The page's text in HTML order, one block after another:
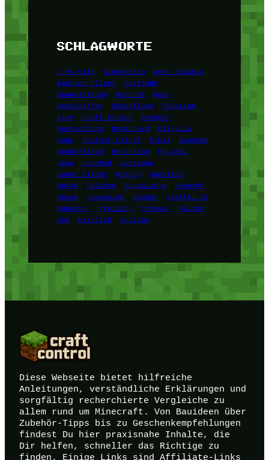
SCHLAGWORTE
7 vs Wild Alphastein
Anna Gazanis
Badlion Client
bastiGHG
Bauanleitung
Bedrock
benx
CastCrafter
Chaosflo44
Cheating
Clym
Craft Attack
Creeper
Deutschland
Dhalucard
Eligella
Fabo
Feather Client Fibii
GommeHD
HandOfBlood
Herobrine
hypixel
Java
LabyMod
LetsHugo
Lunar Client
Mojang
männlich
Notch
Paluten Papaplatte
PaperMC
Reeze
rewinside Shader
Staffel 13
Subathon
Trolling Trymacs
Twitch
USA
weiblich YouTube
Diese Webseite bietet hilfreiche
Anleitungen, verständliche Erklärungen und
sorgfältig recherchierte Vergleiche zu
allem rund um Minecraft. Von Bauideen über
Zubehör-Tipps bis zu Geschenkempfehlungen
findest Du hier praxisnahe Inhalte, die
Dir helfen, schneller das Richtige zu
finden. Einige Links sind Affiliate-Links